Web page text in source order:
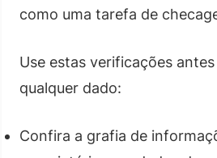
como uma tarefa de
Use estas verificações
qualquer dado:
Confira a grafia de